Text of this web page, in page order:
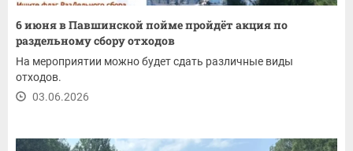
6 июня в Павшинской пойме пройдёт акция по
раздельному сбору отходов
На мероприятии можно будет сдать различные виды
отходов.
03.06.2026